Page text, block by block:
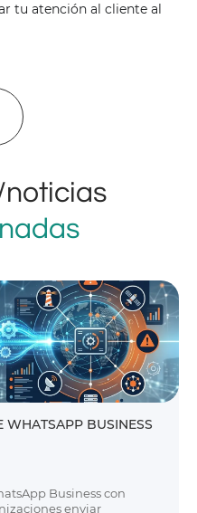
tu atención al cliente al
WHATSAPP BUSINESS
Business con
enviar